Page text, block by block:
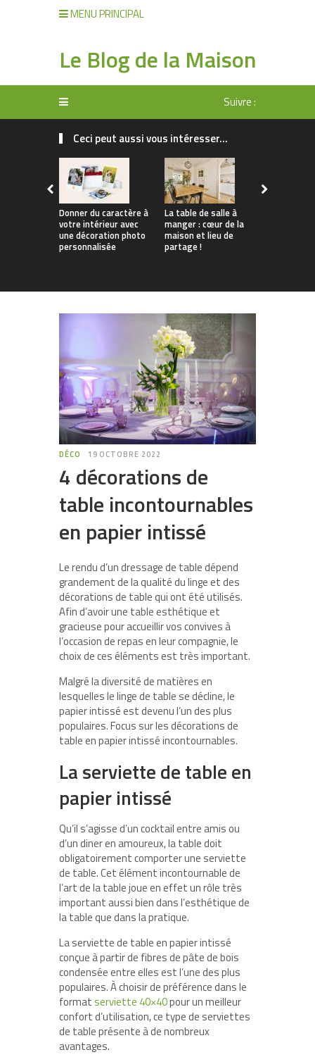
MENU PRINCIPAL
Le Blog de la Maison
Suivre :
Ceci peut aussi vous intéresser...
Donner du caractère à
votre intérieur avec
une décoration photo
personnalisée
La table de salle à
manger : cœur de la
maison et lieu de
partage !
DÉCO 19 OCTOBRE 2022
4 décorations de
table incontournables
en papier intissé
Le rendu d’un dressage de table dépend
grandement de la qualité du linge et des
décorations de table qui ont été utilisés.
Afin d’avoir une table esthétique et
gracieuse pour accueillir vos convives à
l’occasion de repas en leur compagnie, le
choix de ces éléments est très important.
Malgré la diversité de matières en
lesquelles le linge de table se décline, le
papier intissé est devenu l’un des plus
populaires. Focus sur les décorations de
table en papier intissé incontournables.
La serviette de table en
papier intissé
Qu’il s’agisse d’un cocktail entre amis ou
d’un diner en amoureux, la table doit
obligatoirement comporter une serviette
de table. Cet élément incontournable de
l’art de la table joue en effet un rôle très
important aussi bien dans l’esthétique de
la table que dans la pratique.
La serviette de table en papier intissé
conçue à partir de fibres de pâte de bois
condensée entre elles est l’une des plus
populaires. À choisir de préférence dans le
formatserviette 40×40pour un meilleur
confort d’utilisation, ce type de serviettes
de table présente à de nombreux
avantages.